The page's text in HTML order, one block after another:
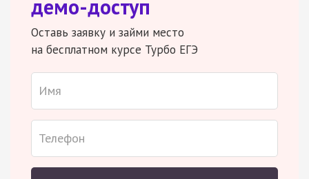
демо-доступ
Оставь заявку и займи место
на бесплатном курсе Турбо ЕГЭ